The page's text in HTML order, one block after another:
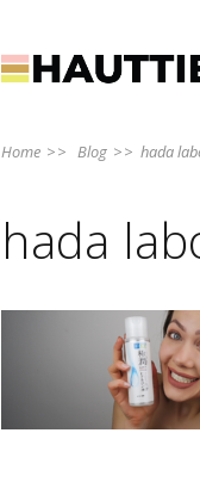
Home >> Blog >> hada
hada